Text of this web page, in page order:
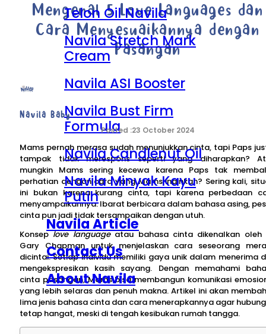
Telon Oil Navila
Navila Stretch Mark
Cream
Navila ASI Booster
Navila Bust Firm
Formula
Navila Candlenut Oil
Navila Minyak Kayu
Putih
Navila Article
Contact Us
About Navila
Mengenal 5 Love Languages dan
Cara Menyesuaikannya dengan
Pasangan
Navila Baby
23 October 2024
Mams pernah merasa sudah menunjukkan cinta, tapi Paps
tampak tidak merespons seperti yang diharapkan?
mungkin Mams sering kecewa karena Paps tak
perhatian dengan cara yang Mams inginkan? Sering kali,
ini bukan karena kurang cinta, tapi karena perbedaan
menyampaikannya. Ibarat berbicara dalam bahasa asing,
cinta pun jadi tidak tersampaikan dengan utuh.
Konseplove languageatau bahasa cinta dikenalkan oleh
Gary Chapman untuk menjelaskan cara seseorang
dicintai. Setiap individu memiliki gaya unik dalam menerima
mengekspresikan kasih sayang. Dengan memahami
cinta pasangan, Mams bisa membangun komunikasi
yang lebih selaras dan penuh makna. Artikel ini akan
lima jenis bahasa cinta dan cara menerapkannya agar
tetap hangat, meski di tengah kesibukan rumah tangga.